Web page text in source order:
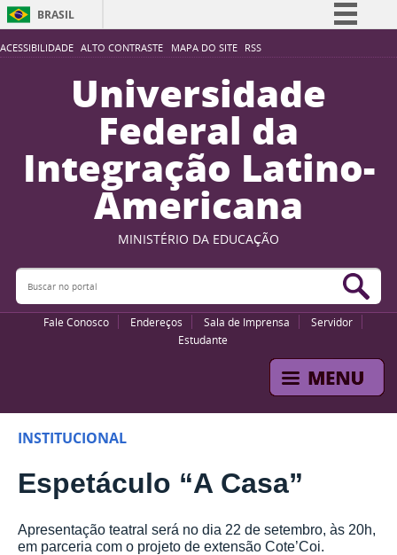
ACESSIBILIDADE ALTO CONTRASTE MAPA DO SITE RSS
BRASIL
Simplifique!
Participe
Acesso à informação
Legislação
Canais
Universidade
Federal da
Integração Latino-
Americana
MINISTÉRIO DA EDUCAÇÃO
Buscar no portal
Fale Conosco Endereços Sala de Imprensa
Servidor
Estudante
INSTITUCIONAL
Espetáculo “A Casa”
Apresentação teatral será no dia 22 de setembro, às 20h,
em parceria com o projeto de extensão Cote’Coi.